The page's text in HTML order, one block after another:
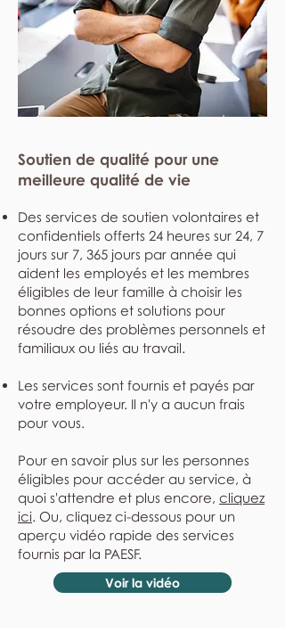
Soutien de qualité pour une
meilleure qualité de vie
Des services de soutien volontaires et
confidentiels offerts 24 heures sur 24, 7
jours sur 7, 365 jours par année qui
aident les employés et les membres
éligibles de leur famille à choisir les
bonnes options et solutions pour
résoudre des problèmes personnels et
familiaux ou liés au travail.
Les services sont fournis et payés par
votre employeur. Il n'y a aucun frais
pour vous.
Pour en savoir plus sur les personnes
éligibles pour accéder au service, à
quoi s'attendre et plus encore, cliquez
ici. Ou, cliquez ci-dessous pour un
aperçu vidéo rapide des services
fournis par la PAESF.
Voir la vidéo